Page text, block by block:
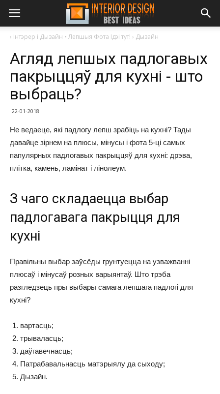
› Інтэрер і Дызайн • Лепшыя Фота Ідэі тут! › Дызайн
Агляд лепшых падлогавых
пакрыццяў для кухні - што
выбраць?
22-01-2018
Не ведаеце, які падлогу лепш зрабіць на кухні? Тады
давайце зірнем на плюсы, мінусы і фота 5-ці самых
папулярных падлогавых пакрыццяў для кухні: дрэва,
плітка, камень, ламінат і лінолеум.
З чаго складаецца выбар
падлогавага пакрыцця для
кухні
Правільны выбар заўсёды грунтуецца на узважванні
плюсаў і мінусаў розных варыянтаў. Што трэба
разгледзець пры выбары самага лепшага падлогі для
кухні?
вартасць;
трываласць;
даўгавечнасць;
Патрабавальнасць матэрыялу да сыходу;
Дызайн.